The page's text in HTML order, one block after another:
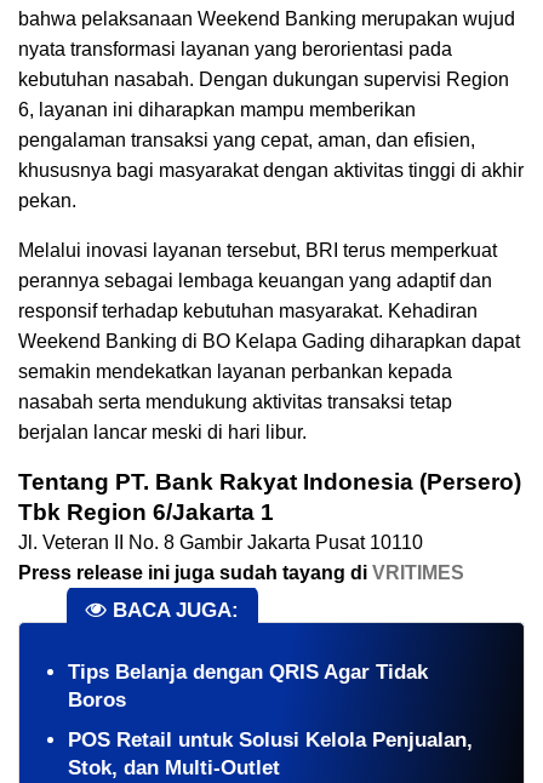
bahwa pelaksanaan Weekend Banking merupakan wujud
nyata transformasi layanan yang berorientasi pada
kebutuhan nasabah. Dengan dukungan supervisi Region
6, layanan ini diharapkan mampu memberikan
pengalaman transaksi yang cepat, aman, dan efisien,
khususnya bagi masyarakat dengan aktivitas tinggi di akhir
pekan.
Melalui inovasi layanan tersebut, BRI terus memperkuat
perannya sebagai lembaga keuangan yang adaptif dan
responsif terhadap kebutuhan masyarakat. Kehadiran
Weekend Banking di BO Kelapa Gading diharapkan dapat
semakin mendekatkan layanan perbankan kepada
nasabah serta mendukung aktivitas transaksi tetap
berjalan lancar meski di hari libur.
Tentang PT. Bank Rakyat Indonesia (Persero)
Tbk Region 6/Jakarta 1
Jl. Veteran II No. 8 Gambir Jakarta Pusat 10110
Press release ini juga sudah tayang di VRITIMES
BACA JUGA:
Tips Belanja dengan QRIS Agar Tidak
Boros
POS Retail untuk Solusi Kelola Penjualan,
Stok, dan Multi-Outlet